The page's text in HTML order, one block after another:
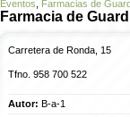
Eventos Farmacias de
Farmacia de
Carretera de Ronda, 15
Tfno. 958 700 522
Autor: B-a-1